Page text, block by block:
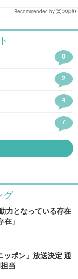
Recommended by
グ
力となっている存在
」
ッポン」放送決定 通
当